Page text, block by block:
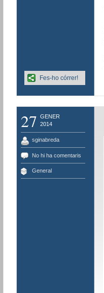
Fes-ho córrer!
27 GENER
2014
sginabreda
No hi ha comentaris
General